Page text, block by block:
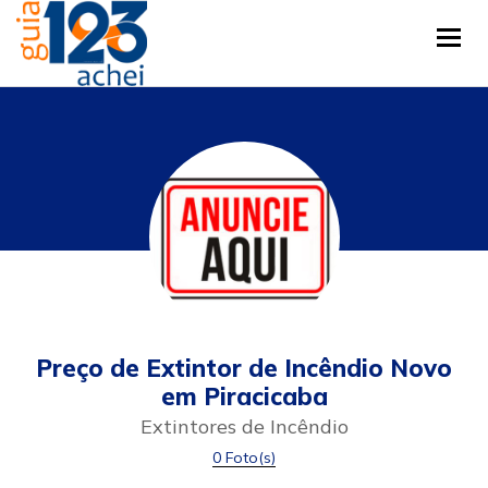
Preço de Extintor de Incêndio Novo
em Piracicaba
Extintores de Incêndio
0 Foto(s)